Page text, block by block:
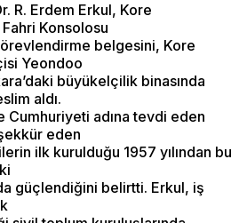
R. Erdem Erkul, Kore
Konsolosu
belgesini, Kore
Yeondoo
büyükelçilik binasında
aldı.
Cumhuriyeti adına tevdi eden
eden
ilk kurulduğu 1957 yılından bu
güçlendiğini belirtti. Erkul, iş